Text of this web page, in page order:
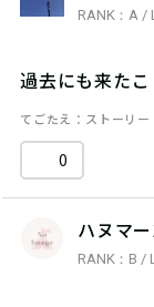
RANK：A /
過去にも来た
てごたえ ストーリー
0
ハヌマ
RANK：B /